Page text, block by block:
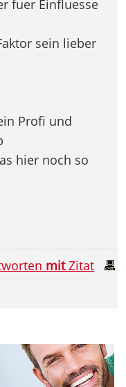
fuer Einfluesse
sein lieber
Profi und
hier noch so
mitZitat